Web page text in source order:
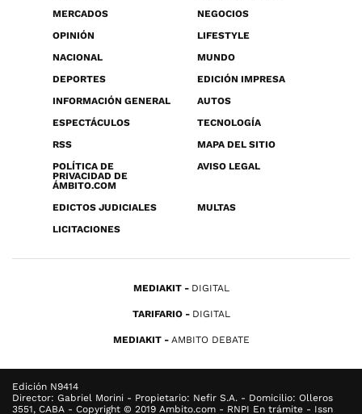
MERCADOS
NEGOCIOS
OPINIÓN
LIFESTYLE
NACIONAL
MUNDO
DEPORTES
EDICIÓN IMPRESA
INFORMACIÓN GENERAL
AUTOS
ESPECTÁCULOS
TECNOLOGÍA
RSS
MAPA DEL SITIO
POLÍTICA DE
PRIVACIDAD DE
ÁMBITO.COM
AVISO LEGAL
EDICTOS JUDICIALES
MULTAS
LICITACIONES
MEDIAKIT DIGITAL
TARIFARIO DIGITAL
MEDIAKIT AMBITO DEBATE
Edición N9414
Director: Gabriel Morini - Propietario: Nefir S.A. - Domicilio: Olleros
3551, CABA - Copyright © 2019 Ambito.com - RNPI En trámite - Issn